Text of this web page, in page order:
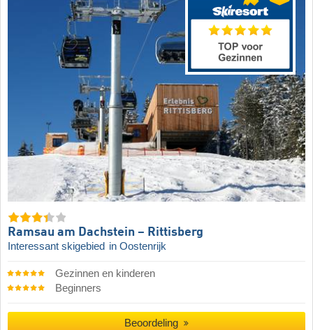
Ramsau am Dachstein – Rittisberg
Interessant skigebied in Oostenrijk
Gezinnen en kinderen
Beginners
Beoordeling